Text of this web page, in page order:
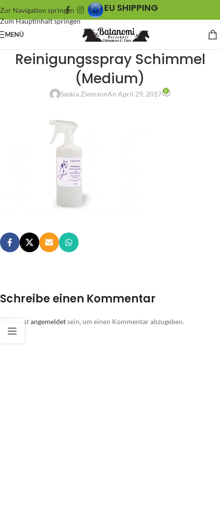
Zur Navigation springen
Zum Hauptinhalt springen
EU SHIPPING
MENÜ
Reinigungsspray Schimmel
(Medium)
Saskia ZiemannAn April 29, 2017 0
Schreibe einen Kommentar
Du musstangemeldetsein, um einen Kommentar abzugeben.